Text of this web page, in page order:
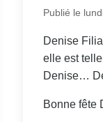
Publié le
Denise
elle est
Denise…
Bonne fête